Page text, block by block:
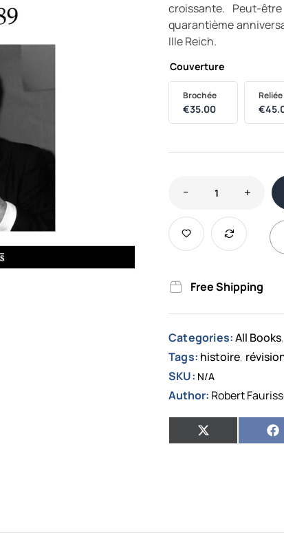
croissante. Peut-
quarantième
IIIe Reich.
Couverture
Brochée
€35.00
Reliée
€
Free Shipping
Categories: All Books,
Tags: histoire,
SKU: N/A
Author: Robert